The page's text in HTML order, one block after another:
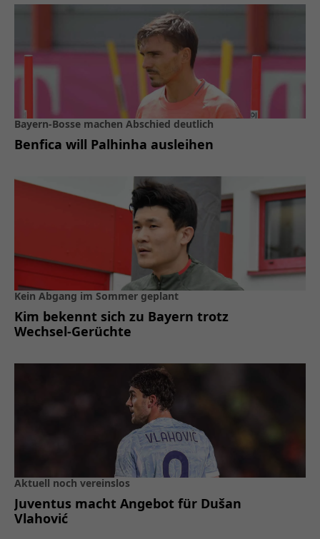
Bayern-Bosse machen Abschied deutlich
Benfica will Palhinha ausleihen
Kein Abgang im Sommer geplant
Kim bekennt sich zu Bayern trotz
Wechsel-Gerüchte
Aktuell noch vereinslos
Juventus macht Angebot für Dušan
Vlahović